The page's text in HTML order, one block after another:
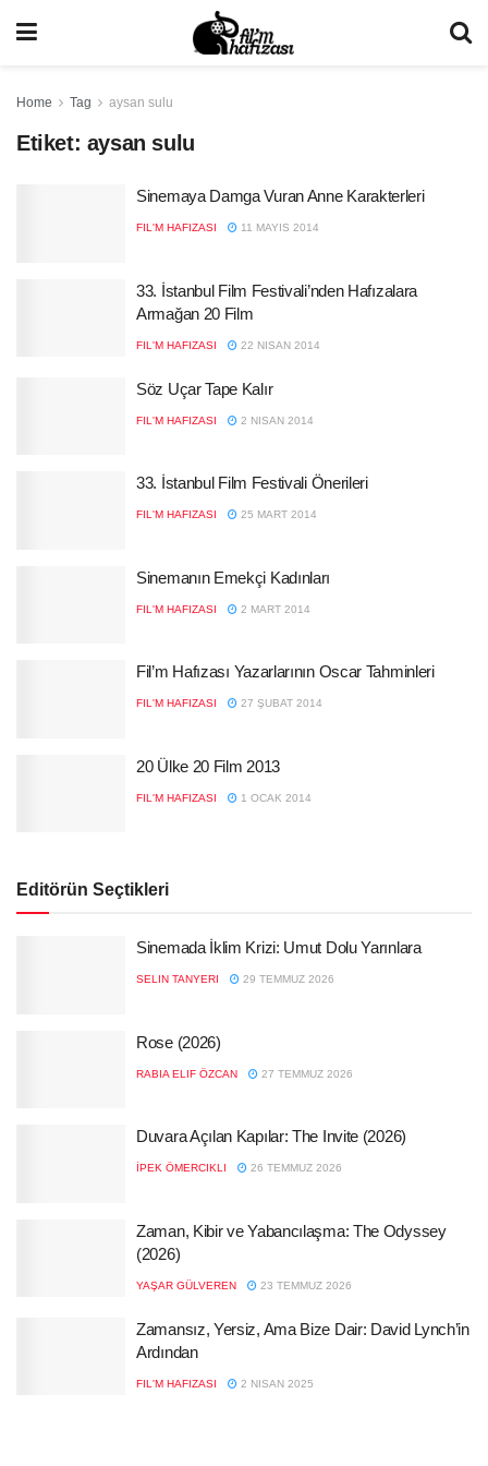
Home Tag aysan sulu
Etiket: aysan sulu
Sinemaya Damga Vuran Anne Karakterleri
FIL'M HAFIZASI 11 MAYIS 2014
33. İstanbul Film Festivali’nden Hafızalara
Armağan 20 Film
FIL'M HAFIZASI 22 NISAN 2014
Söz Uçar Tape Kalır
FIL'M HAFIZASI 2 NISAN 2014
33. İstanbul Film Festivali Önerileri
FIL'M HAFIZASI 25 MART 2014
Sinemanın Emekçi Kadınları
FIL'M HAFIZASI 2 MART 2014
Fil’m Hafızası Yazarlarının Oscar Tahminleri
FIL'M HAFIZASI 27 ŞUBAT 2014
20 Ülke 20 Film 2013
FIL'M HAFIZASI 1 OCAK 2014
Editörün Seçtikleri
Sinemada İklim Krizi: Umut Dolu Yarınlara
SELIN TANYERI 29 TEMMUZ 2026
Rose (2026)
RABIA ELIF ÖZCAN 27 TEMMUZ 2026
Duvara Açılan Kapılar: The Invite (2026)
İPEK ÖMERCIKLI 26 TEMMUZ 2026
Zaman, Kibir ve Yabancılaşma: The Odyssey
(2026)
YAŞAR GÜLVEREN 23 TEMMUZ 2026
Zamansız, Yersiz, Ama Bize Dair: David Lynch’in
Ardından
FIL'M HAFIZASI 2 NISAN 2025